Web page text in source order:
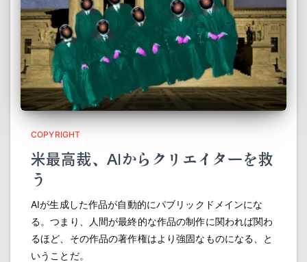
COPYRIGHT
米最高裁、AIからクリエイターを救
う
AIが生成した作品が自動的にパブリックドメインにな
る。つまり、人間が最終的な作品の制作に関われば関わ
るほど、その作品の著作権はより強固なものになる、と
いうことだ。